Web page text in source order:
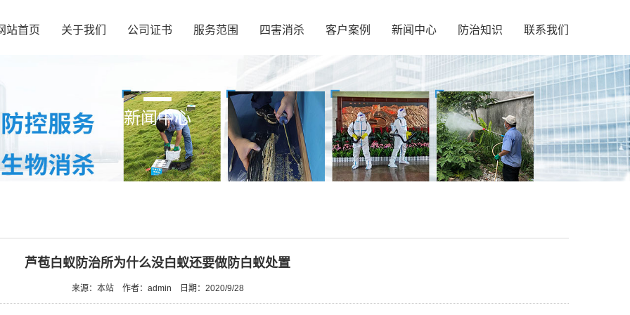
站首页 关于我们 公司证书 服务范围 四害消杀 客户案例 新闻中心 防治知识 联系我们
新闻中心
芦苞白蚁防治所为什么没白蚁还要做防白蚁处置
来源：本站 作者：admin 日期：2020/9/28